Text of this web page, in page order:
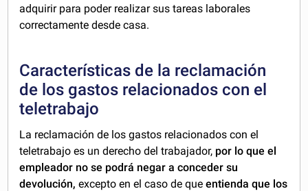
adquirir para poder realizar sus tareas laborales
correctamente desde casa.
Características de la reclamación
de los gastos relacionados con el
teletrabajo
La reclamación de los gastos relacionados con el
teletrabajo es un derecho del trabajador, por lo que el
empleador no se podrá negar a conceder su
devolución,excepto en el caso de que entienda que los